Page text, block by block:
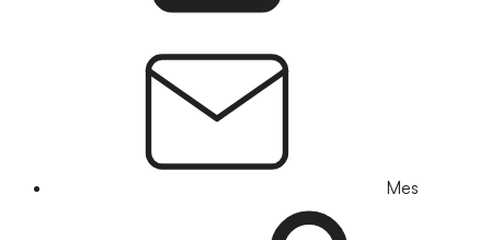
Mes